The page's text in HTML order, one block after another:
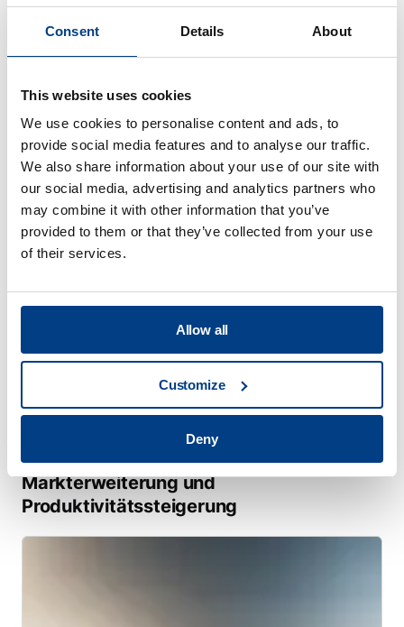
Consent Details About
This website uses cookies
We use cookies to personalise content and ads, to
provide social media features and to analyse our traffic.
We also share information about your use of our site with
our social media, advertising and analytics partners who
may combine it with other information that you’ve
provided to them or that they’ve collected from your use
of their services.
Allow all
Customize
Deny
WHITE PAPER
Optimierung der Blechumformung –
Abgaskanal für Düsentriebwerke
Quintus unterstützt Trestad Laser bei der
Markterweiterung und
Produktivitätssteigerung